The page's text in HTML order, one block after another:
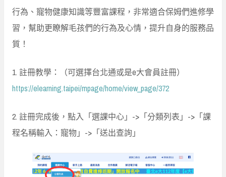
行為、寵物健康知識等豐富課程，非常適合保姆們進修學
習，幫助更瞭解毛孩們的行為及心情，提升自身的服務品
質！
1. 註冊教學：（可選擇台北通或是e大會員註冊）
https://elearning.taipei/mpage/home/view_page/372
2. 註冊完成後，點入「選課中心」->「分類列表」->「課
程名稱輸入：寵物」->「送出查詢」